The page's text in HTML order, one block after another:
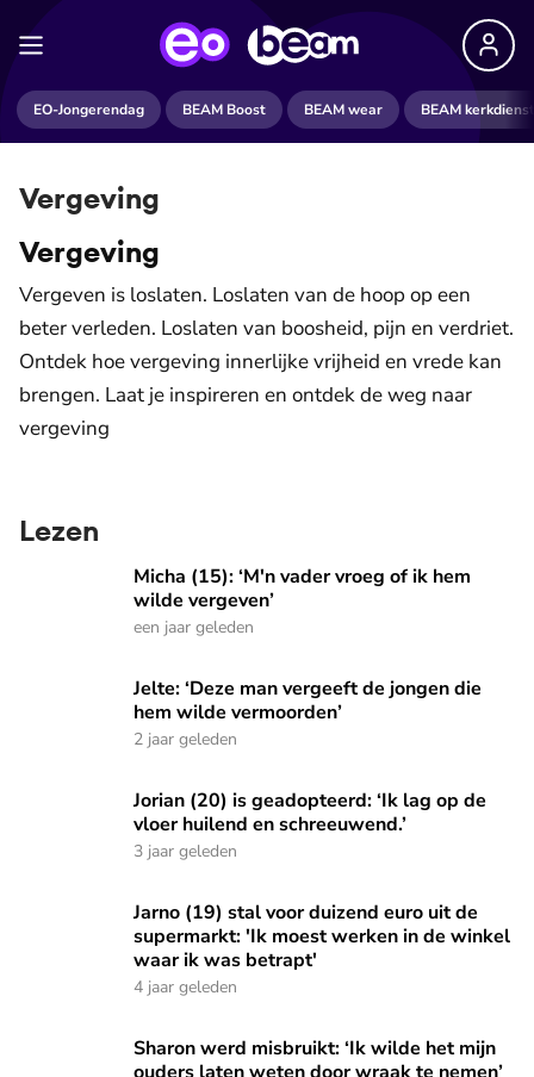
EO-Jongerendag BEAM Boost BEAM wear BEAM kerkdienst
Vergeving
Vergeving
Vergeven is loslaten. Loslaten van de hoop op een
beter verleden. Loslaten van boosheid, pijn en verdriet.
Ontdek hoe vergeving innerlijke vrijheid en vrede kan
brengen. Laat je inspireren en ontdek de weg naar
vergeving
Lezen
Micha (15): ‘M'n vader vroeg of ik hem wilde vergeven’
Micha (15): ‘M'n vader vroeg of ik hem
wilde vergeven’
een jaar geleden
Jelte: ‘Deze man vergeeft de jongen die hem wilde
Jelte: ‘Deze man vergeeft de jongen die
hem wilde vermoorden’
2 jaar geleden
Jorian (20) is geadopteerd: ‘Ik lag op de vloer huilend en
Jorian (20) is geadopteerd: ‘Ik lag op de
vloer huilend en schreeuwend.’
3 jaar geleden
Jarno (19) stal voor duizend euro uit de supermarkt: 'Ik
Jarno (19) stal voor duizend euro uit de
supermarkt: 'Ik moest werken in de winkel
waar ik was betrapt'
4 jaar geleden
Sharon werd misbruikt: ‘Ik wilde het mijn ouders laten
Sharon werd misbruikt: ‘Ik wilde het mijn